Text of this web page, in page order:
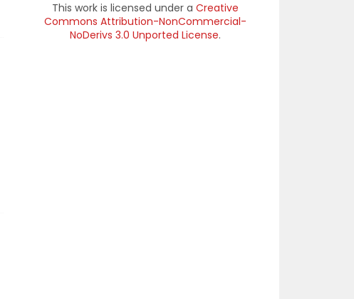
This work is licensed under aCreative
Commons Attribution-NonCommercial-
NoDerivs 3.0 Unported License.